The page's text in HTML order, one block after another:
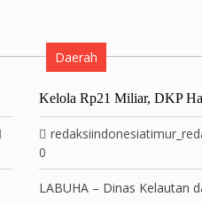
Daerah
Kelola Rp21 Miliar, DKP
0
LABUHA – Dinas Kelautan